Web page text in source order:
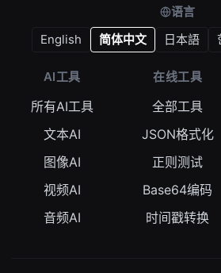
语言
English
简体中文 日本語
AI工具
所有AI工具
文本AI
图像AI
视频AI
音频AI
在线工具
全部工具
JSON格式化
正则测试
Base64编码
时间戳转换